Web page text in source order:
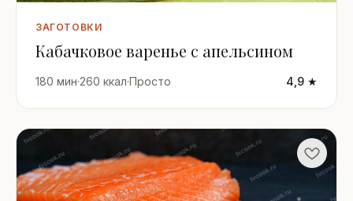
ЗАГОТОВКИ
Кабачковое варенье с апельсином
180 мин·260 ккал·Просто 4,9 ★